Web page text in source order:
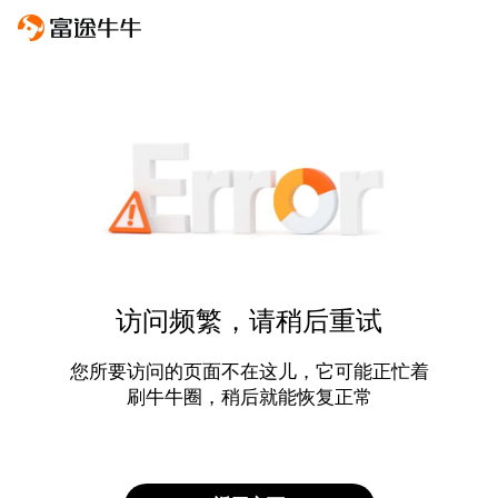
访问频繁，请稍后重试
您所要访问的页面不在这儿，它可能正忙着
刷牛牛圈，稍后就能恢复正常